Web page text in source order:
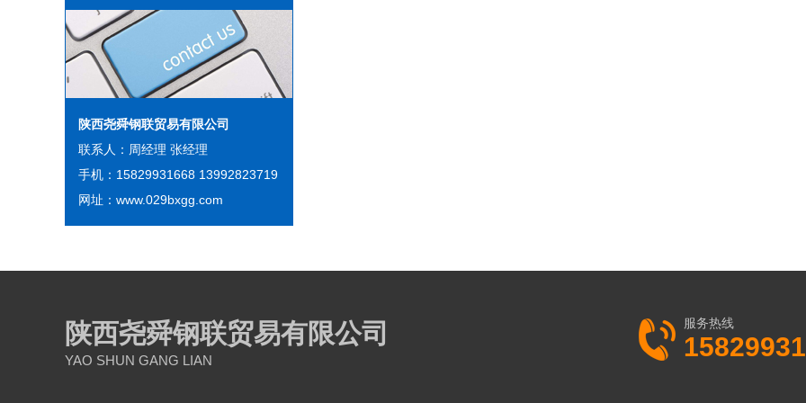
陕西尧舜钢联贸易有限公司
联系人：周经理 张经理
手机：15829931668 13992823719
网址：www.029bxgg.com
陕西尧舜钢联贸易有限公司
YAO SHUN GANG LIAN
服务热线